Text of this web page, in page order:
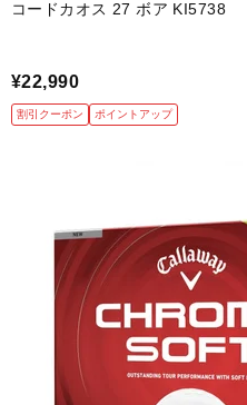
コードカオス 27 ボア KI5738
¥22,990
割引クーポン ポイントアップ